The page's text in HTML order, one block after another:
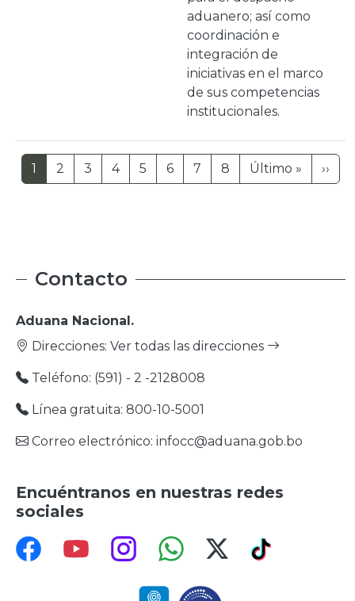
aduanero; así como
coordinación e
integración de
iniciativas en el marco
de sus competencias
institucionales.
Paginación
1 2 3 4 5 6 7 8 Último » Última
››
Contacto
Aduana Nacional.
Direcciones: Ver todas las direcciones
Teléfono: (591) - 2 -2128008
Línea gratuita: 800-10-5001
Correo electrónico: infocc@aduana.gob.bo
Encuéntranos en nuestras redes
sociales